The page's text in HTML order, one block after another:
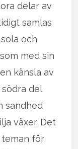
delar av
samlas
och
med sin
känsla av
del
sandhed
växer. Det
teman för